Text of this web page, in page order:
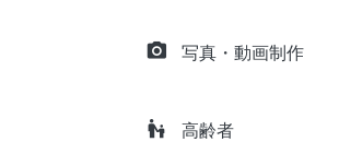
camera_alt 写真・動画制作
escalator_warning 高齢者